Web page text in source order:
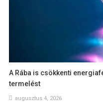
A Rába is csökkenti
termelést
augusztus 4, 2026